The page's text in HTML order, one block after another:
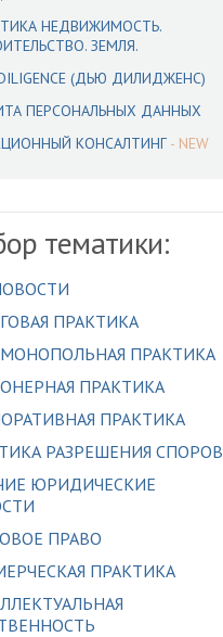
НЕДВИЖИМОСТЬ.
ЗЕМЛЯ.
(ДЬЮ ДИЛИДЖЕНС)
ПЕРСОНАЛЬНЫХ ДАННЫХ
КОНСАЛТИНГ
тематики:
ПРАКТИКА
ПРАКТИКА
ПРАКТИКА
ПРАКТИКА
РАЗРЕШЕНИЯ СПОРОВ
ЮРИДИЧЕСКИЕ
ПРАВО
ПРАКТИКА